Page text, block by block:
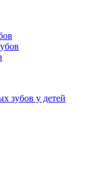
зубов у детей